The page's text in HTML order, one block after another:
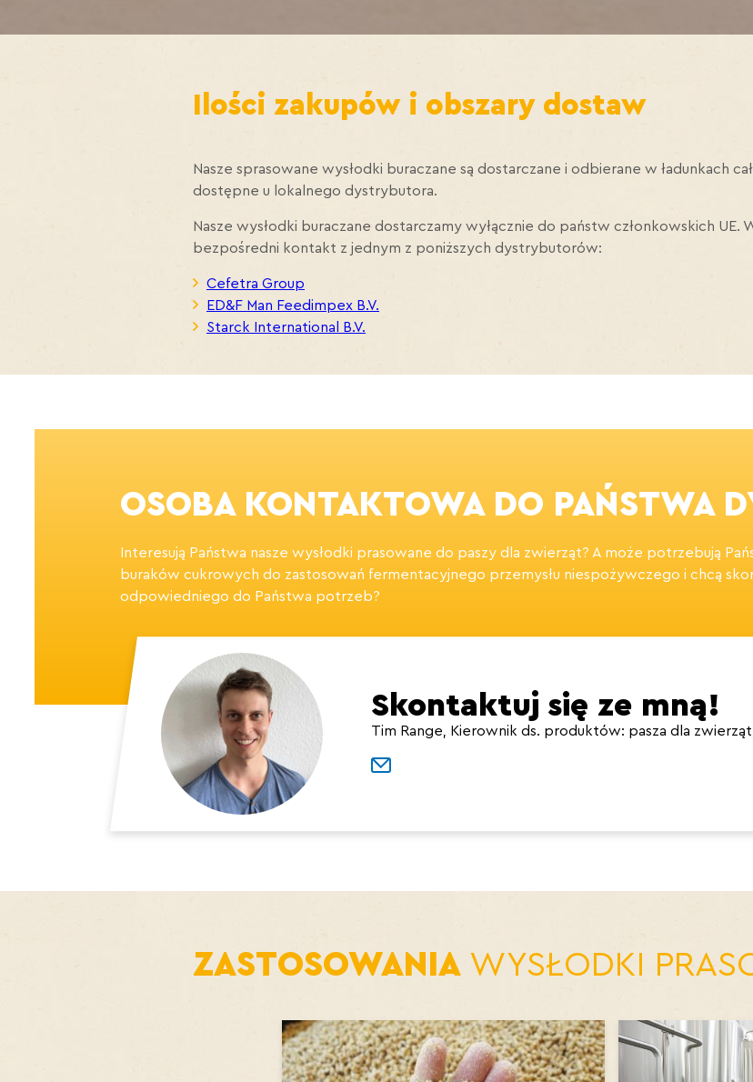
Ilości zakupów i obszary dostaw
Nasze sprasowane wysłodki buraczane są dostarczane i odbierane w ładunkach
dostępne u lokalnego dystrybutora.
Nasze wysłodki buraczane dostarczamy wyłącznie do państw członkowskich
bezpośredni kontakt z jednym z poniższych dystrybutorów:
Cefetra Group
ED&F Man Feedimpex B.V.
Starck International B.V.
OSOBA KONTAKTOWA DO PAŃSTWA
Interesują Państwa nasze wysłodki prasowane do paszy dla zwierząt? A może potrzebują
buraków cukrowych do zastosowań fermentacyjnego przemysłu niespożywczego i chcą
odpowiedniego do Państwa potrzeb?
Skontaktuj się ze mną!
Tim Range, Kierownik ds. produktów: pasza dla
ZASTOSOWANIA WYSŁODKI